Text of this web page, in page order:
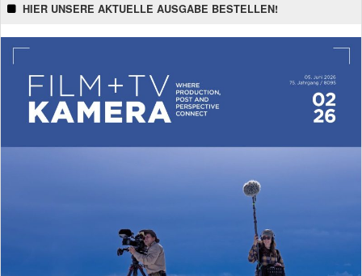
HIER UNSERE AKTUELLE AUSGABE BESTELLEN!